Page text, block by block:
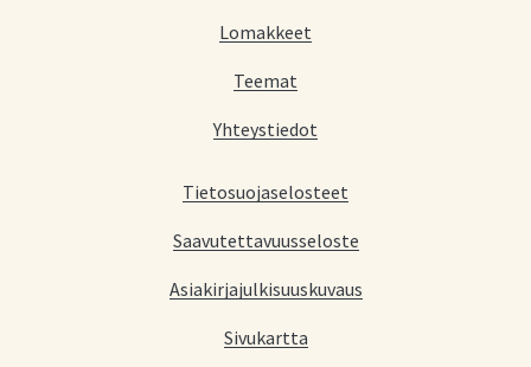
Lomakkeet
Teemat
Yhteystiedot
Tietosuojaselosteet
Saavutettavuusseloste
Asiakirjajulkisuuskuvaus
Sivukartta